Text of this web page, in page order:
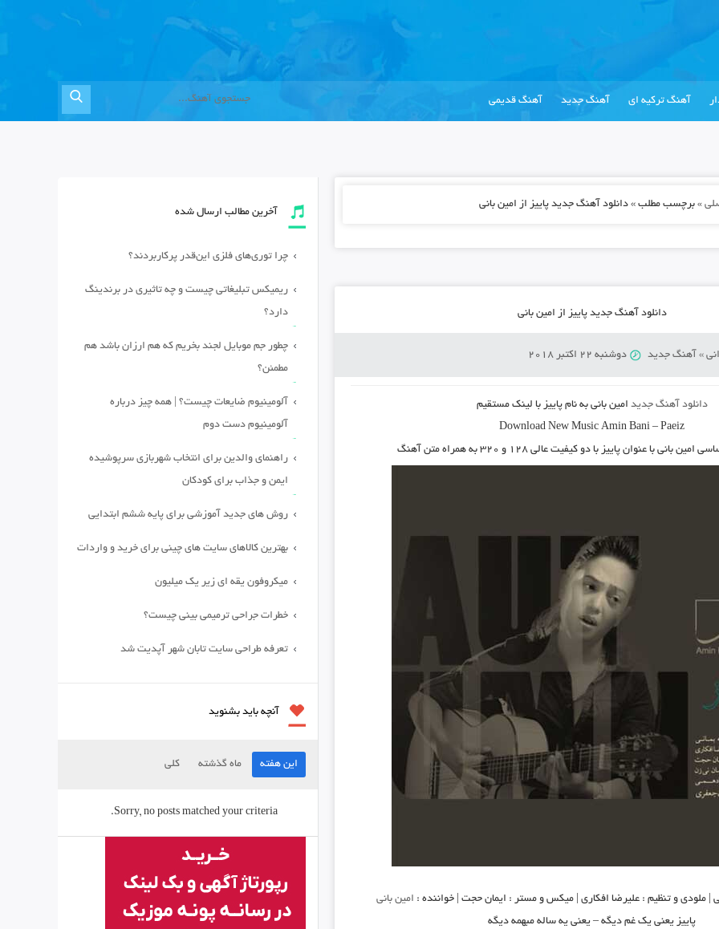
آهنگ ترکیه ای آهنگ جدید آهنگ قدیمی
» برچسب مطلب » دانلود آهنگ جدید پاییز از امین بانی
دانلود آهنگ جدید پاییز از امین بانی
» آهنگ جدید دوشنبه 22 اکتبر 2018
دانلود آهنگ جدید امین بانی به نامپاییز با لینک مستقیم
Download New MusicAmin Bani–Paeiz
امین بانیبا عنوان پاییز با دو کیفیت عالی ۱۲۸ و ۳۲۰ به همراه متن آهنگ
| ملودی و تنظیم : علیرضا افکاری | میکس و مستر : ایمان حجت | خواننده : امین بانی
پاییز یعنی یک غم دیگه – یعنی یه ساله مبهمه دیگه
آخرین مطالب ارسال شده
چرا توری‌های فلزی این‌قدر پرکاربردند؟
ریمیکس تبلیغاتی چیست و چه تاثیری در برندینگ
دارد؟
چطور جم موبایل لجند بخریم که هم ارزان باشد هم
مطمئن؟
آلومینیوم ضایعات چیست؟ | همه چیز درباره
آلومینیوم دست دوم
راهنمای والدین برای انتخاب شهربازی سرپوشیده
ایمن و جذاب برای کودکان
روش های جدید آموزشی برای پایه ششم ابتدایی
بهترین کالاهای سایت های چینی برای خرید و واردات
میکروفون یقه ای زیر یک میلیون
خطرات جراحی ترمیمی بینی چیست؟
تعرفه طراحی سایت تابان شهر آپدیت شد
آنچه باید بشنوید
این هفته ماه گذشته کلی
Sorry, no posts matched your criteria.